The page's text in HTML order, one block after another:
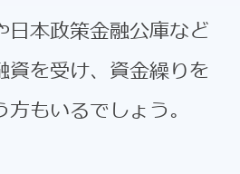
日本政策金融公庫など
資を受け、資金繰りを
もいるでしょう。